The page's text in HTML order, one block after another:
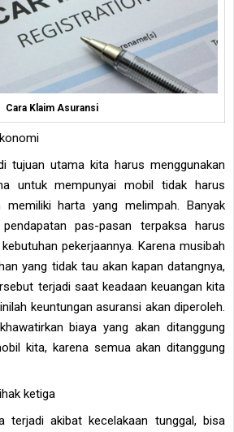
Cara Klaim Asuransi
tujuan utama kita harus menggunakan
untuk mempunyai mobil tidak harus
harta yang melimpah. Banyak
pas-pasan terpaksa harus
pekerjaannya. Karena musibah
yang tidak tau akan kapan datangnya,
terjadi saat keadaan keuangan kita
keuntungan asuransi akan diperoleh.
biaya yang akan ditanggung
kita, karena semua akan ditanggung
ketiga
terjadi akibat kecelakaan tunggal, bisa